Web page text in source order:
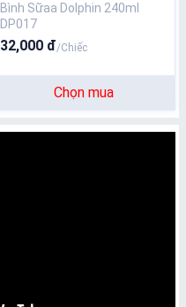
Bình Sữaa Dolphin 240ml
DP017
32,000 đ/Chiếc
Chọn mua